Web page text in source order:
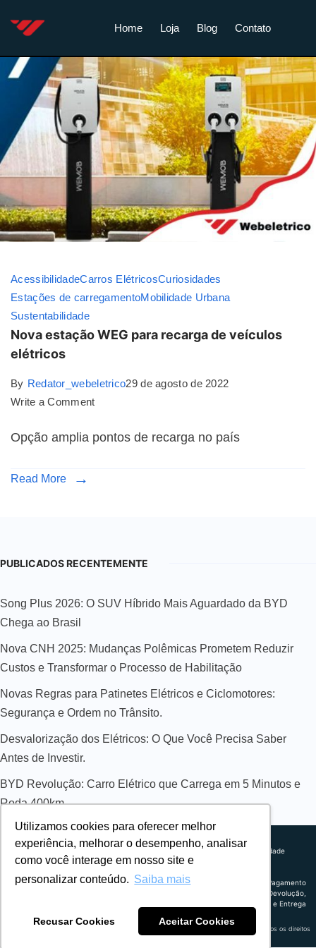
Utilizamos cookies para oferecer melhor
experiência, melhorar o desempenho, analisar
como você interage em nosso site e
personalizar conteúdo. Saiba mais
Recusar Cookies Aceitar Cookies
Home Loja Blog Contato
AcessibilidadeCarros ElétricosCuriosidades
Estações de carregamentoMobilidade Urbana
Sustentabilidade
Nova estação WEG para recarga de veículos
elétricos
By Redator_webeletrico29 de agosto de 2022
Write a Comment
Opção amplia pontos de recarga no país
Read More
PUBLICADOS RECENTEMENTE
Song Plus 2026: O SUV Híbrido Mais Aguardado da BYD
Chega ao Brasil
Nova CNH 2025: Mudanças Polêmicas Prometem Reduzir
Custos e Transformar o Processo de Habilitação
Novas Regras para Patinetes Elétricos e Ciclomotores:
Segurança e Ordem no Trânsito.
Desvalorização dos Elétricos: O Que Você Precisa Saber
Antes de Investir.
BYD Revolução: Carro Elétrico que Carrega em 5 Minutos e
Roda 400km
Explorando novos horizontes com
inovação e estratégia. Estamos
para um amanhã mais conectado e
Sobre nós
Política de privacidade
Política de Pagamento
Troca, Devolução,
Reembolso e Entrega
Retrocart Veiculos Eletricos LTDA CNPJ: 49.759.389/0001-42 | © 2024 Webeletrico. Todos os direitos